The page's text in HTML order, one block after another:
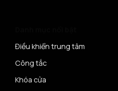
Điều khiển trung tâm
Công tắc
Khóa cửa